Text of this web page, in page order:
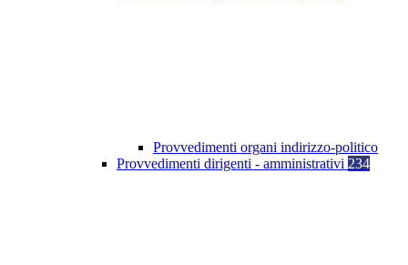
Provvedimenti organi indirizzo-politico
Provvedimenti dirigenti - amministrativi 234